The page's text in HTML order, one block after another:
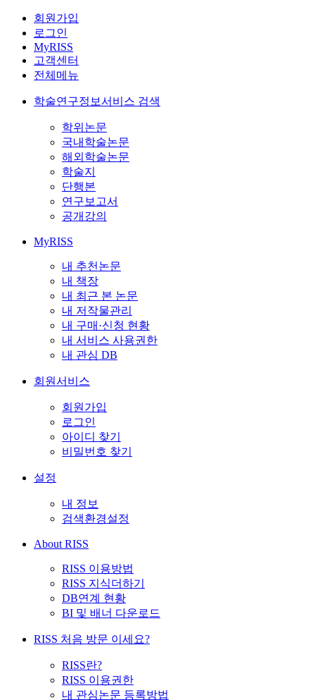
회원가입
로그인
MyRISS
고객센터
전체메뉴
학술연구정보서비스 검색
학위논문
국내학술논문
해외학술논문
학술지
단행본
연구보고서
공개강의
MyRISS
내 추천논문
내 책장
내 최근 본 논문
내 저작물관리
내 구매·신청 현황
내 서비스 사용권한
내 관심 DB
회원서비스
회원가입
로그인
아이디 찾기
비밀번호 찾기
설정
내 정보
검색환경설정
About RISS
RISS 이용방법
RISS 지식더하기
DB연계 현황
BI 및 배너 다운로드
RISS 처음 방문 이세요?
RISS란?
RISS 이용권한
내 관심논문 등록방법